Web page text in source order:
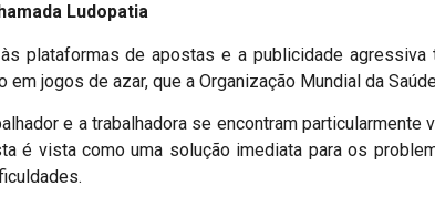
Ludopatia
plataformas de apostas e a publicidade agressiva
em jogos de azar, que a Organização Mundial da
e a trabalhadora se encontram
é vista como uma solução imediata para os